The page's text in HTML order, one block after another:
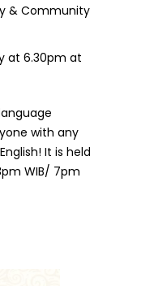
& Community
at 6.30pm at
with any
It is held
WIB/ 7pm